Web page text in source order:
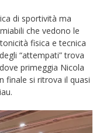
di sportività ma
che vedono le
fisica e tecnica
“attempati” trova
primeggia Nicola
finale si ritrova il quasi